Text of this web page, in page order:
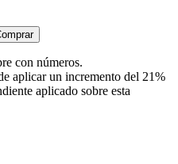
con números.
aplicar un incremento del 21%
aplicado sobre esta